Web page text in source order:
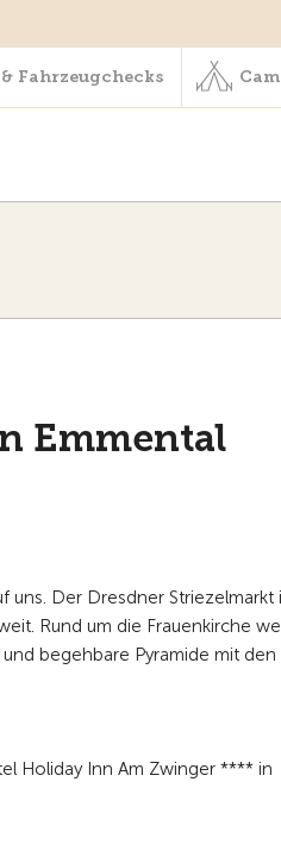
Fahrzeugchecks
Emmental
uns. Der Dresdner Striezelmarkt
Rund um die Frauenkirche
begehbare Pyramide mit den
Holiday Inn Am Zwinger **** in